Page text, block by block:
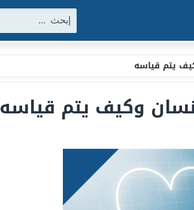
البحث:
يتم قياسه
وكيف يتم قياسه